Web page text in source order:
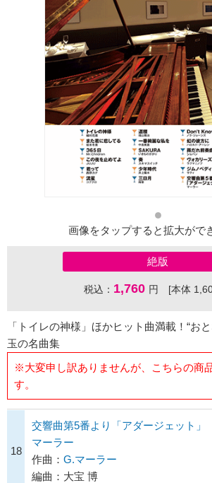
画像をタップすると拡大がで
絶版
税込： 1,760 円 [本体
「トイレの神様」ほかヒット曲満載！“お
玉の名曲集
※大変申し訳ありませんが、こちらの商
す。
18
交響曲第5番より「アダージェット」
マーラー
作曲： G.マーラー
編曲：大宝 博